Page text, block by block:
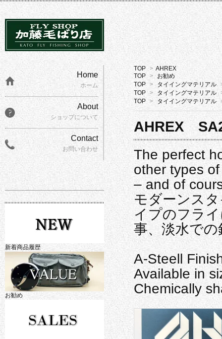
TOP > AHREX
TOP >
お勧め
TOP > タイイングマテリアル
TOP > タイイングマテリアル
TOP > タイイングマテリアル
AHREX
The perfect
other types
– and of
モダーンス
イプのフラ
事、淡水で
A-Steell
Available in
Chemically
Home
ホーム
About
ショップについて
Contact
お問い合わせ
新着商品履歴
お勧め